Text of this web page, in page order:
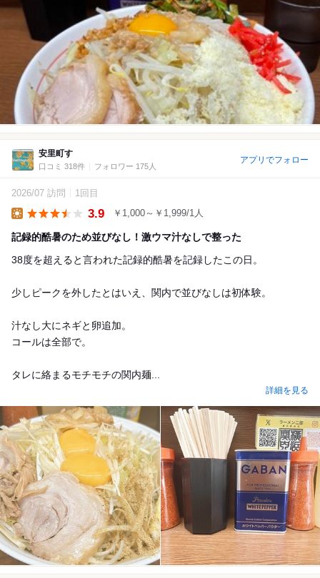
安里町す
口コミ 318件 フォロワー 175人
アプリでフォロー
2026/07 訪問 1回目
3.9 ￥1,000～￥1,999/1人
記録的酷暑のため並びなし！激ウマ汁なしで整った
38度を超えると言われた記録的酷暑を記録したこの日。
少しピークを外したとはいえ、関内で並びなしは初体験。
汁なし大にネギと卵追加。
コールは全部で。
タレに絡まるモチモチの関内麺...
詳細を見る